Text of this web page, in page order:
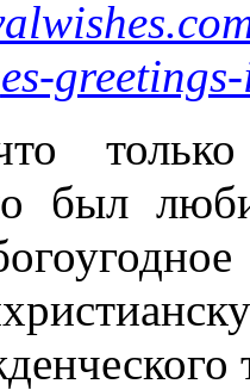
только
был